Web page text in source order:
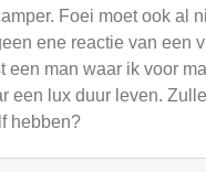
Foei moet ook al
ene reactie van een
een man waar ik voor
een lux duur leven.
hebben?